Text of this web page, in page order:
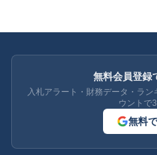
無料会員登録
入札アラート・財務データ・ラ
ウントで
無料